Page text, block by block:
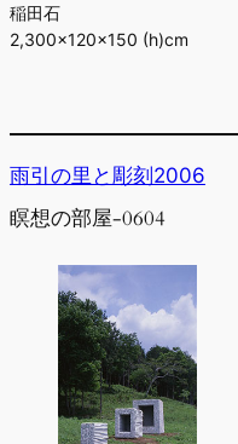
稲田石
2,300×120×150 (h)cm
雨引の里と彫刻2006
瞑想の部屋-0604